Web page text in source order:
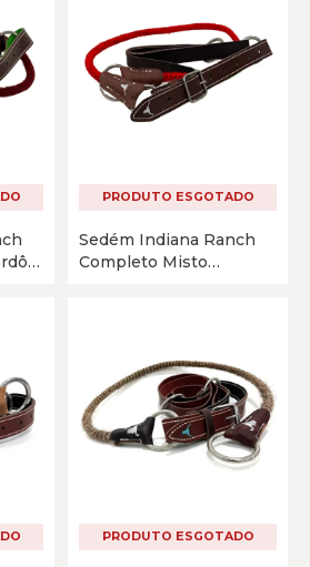
PRODUTO ESGOTADO
Sedém Indiana Ranch
Completo Misto
PRODUTO ESGOTADO